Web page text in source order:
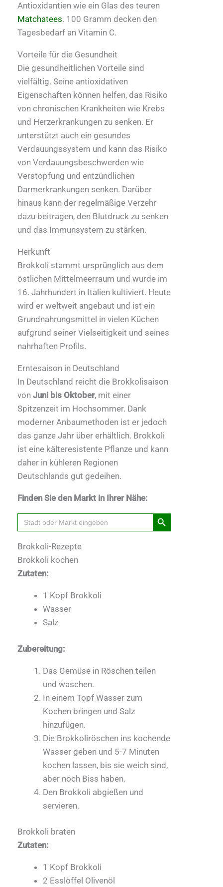
Antioxidantien wie ein Glas des teuren
Matchatees. 100 Gramm decken den
Tagesbedarf an Vitamin C.
Vorteile für die Gesundheit
Die gesundheitlichen Vorteile sind
vielfältig. Seine antioxidativen
Eigenschaften können helfen, das Risiko
von chronischen Krankheiten wie Krebs
und Herzerkrankungen zu senken. Er
unterstützt auch ein gesundes
Verdauungssystem und kann das Risiko
von Verdauungsbeschwerden wie
Verstopfung und entzündlichen
Darmerkrankungen senken. Darüber
hinaus kann der regelmäßige Verzehr
dazu beitragen, den Blutdruck zu senken
und das Immunsystem zu stärken.
Herkunft
Brokkoli stammt ursprünglich aus dem
östlichen Mittelmeerraum und wurde im
16. Jahrhundert in Italien kultiviert. Heute
wird er weltweit angebaut und ist ein
Grundnahrungsmittel in vielen Küchen
aufgrund seiner Vielseitigkeit und seines
nahrhaften Profils.
Erntesaison in Deutschland
In Deutschland reicht die Brokkolisaison
von Juni bis Oktober, mit einer
Spitzenzeit im Hochsommer. Dank
moderner Anbaumethoden ist er jedoch
das ganze Jahr über erhältlich. Brokkoli
ist eine kälteresistente Pflanze und kann
daher in kühleren Regionen
Deutschlands gut gedeihen.
Finden Sie den Markt in Ihrer Nähe:
Search
for:
Search Button
Brokkoli-Rezepte
Brokkoli kochen
Zutaten:
1 Kopf Brokkoli
Wasser
Salz
Zubereitung:
Das Gemüse in Röschen teilen
und waschen.
In einem Topf Wasser zum
Kochen bringen und Salz
hinzufügen.
Die Brokkoliröschen ins kochende
Wasser geben und 5-7 Minuten
kochen lassen, bis sie weich sind,
aber noch Biss haben.
Den Brokkoli abgießen und
servieren.
Brokkoli braten
Zutaten:
1 Kopf Brokkoli
2 Esslöffel Olivenöl